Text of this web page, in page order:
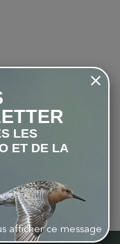
LES
ET DE LA
afficher ce message